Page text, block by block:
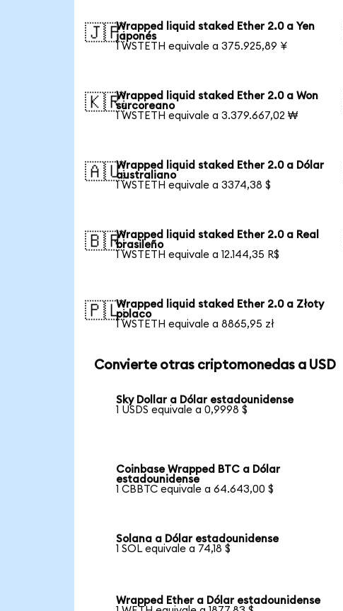
🇯🇵Wrapped liquid staked Ether 2.0 a Yen
japonés
1 WSTETH equivale a 375.925,89 ¥
🇰🇷Wrapped liquid staked Ether 2.0 a Won
surcoreano
1 WSTETH equivale a 3.379.667,02 ₩
🇦🇺Wrapped liquid staked Ether 2.0 a Dólar
australiano
1 WSTETH equivale a 3374,38 $
🇧🇷Wrapped liquid staked Ether 2.0 a Real
brasileño
1 WSTETH equivale a 12.144,35 R$
🇵🇱Wrapped liquid staked Ether 2.0 a Złoty
polaco
1 WSTETH equivale a 8865,95 zł
Convierte otras criptomonedas a USD
Sky Dollar a Dólar estadounidense
1 USDS equivale a 0,9998 $
Coinbase Wrapped BTC a Dólar
estadounidense
1 CBBTC equivale a 64.643,00 $
Solana a Dólar estadounidense
1 SOL equivale a 74,18 $
Wrapped Ether a Dólar estadounidense